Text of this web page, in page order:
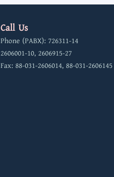
Call Us
Phone (PABX): 726311-14
2606001-10, 2606915-27
Fax: 88-031-2606014, 88-031-2606145